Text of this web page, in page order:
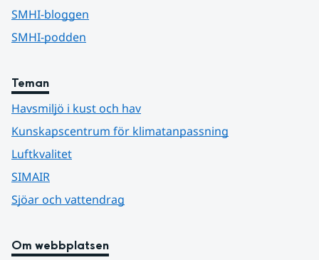
SMHI-bloggen
SMHI-podden
Teman
Havsmiljö i kust och hav
Kunskapscentrum för klimatanpassning
Luftkvalitet
SIMAIR
Sjöar och vattendrag
Om webbplatsen